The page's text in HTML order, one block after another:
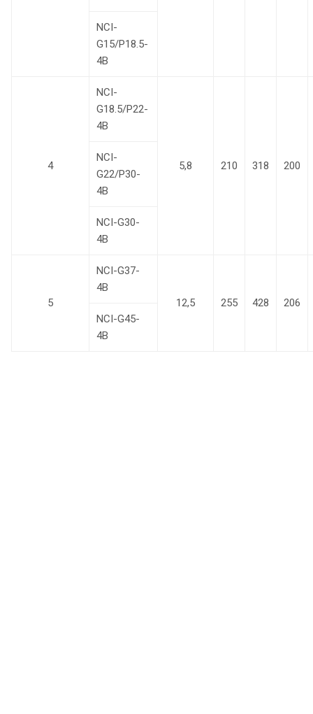
NCI-
G15/P18.5-
4B
4
NCI-
G18.5/P22-
4B
5,8 210 318 200
NCI-
G22/P30-
4B
NCI-G30-
4B
5
NCI-G37-
4B
12,5
255 428
206
NCI-G45-
4B